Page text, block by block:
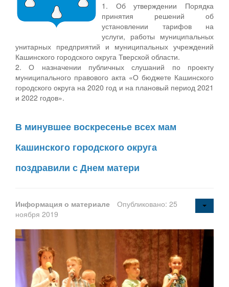
1. Об утверждении Порядка
принятия решений об
установлении тарифов на
услуги, работы муниципальных
унитарных предприятий и муниципальных учреждений
Кашинского городского округа Тверской области.
2. О назначении публичных слушаний по проекту
муниципального правового акта «О бюджете Кашинского
городского округа на 2020 год и на плановый период 2021
и 2022 годов».
В минувшее воскресенье всех мам
Кашинского городского округа
поздравили с Днем матери
Информация о материале
Опубликовано: 25
ноября 2019